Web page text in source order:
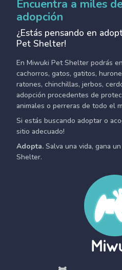
Encuentra a miles
adopción
¿Estás pensando en
Pet Shelter!
En Miwuki Pet Shelter podrás
cachorros, gatos, gatitos,
ratones, chinchillas, jerbos,
adopción procedentes de
animales o perreras de todo el
Si estás buscando adoptar o
sitio adecuado!
Adopta. Salva una vida, gana
Shelter.